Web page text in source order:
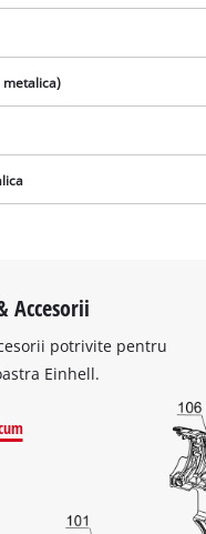
the
metalica)
Accesorii
potrivite pentru
Einhell.